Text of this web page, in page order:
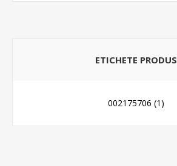
ETICHETE PRODUS
002175706 (1)